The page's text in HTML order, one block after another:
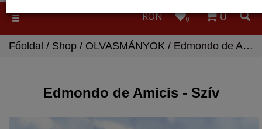
Toggle
0
0
RON
Főoldal / Shop / OLVASMÁNYOK / Edmondo de Amicis - Szív
Edmondo de Amicis - Szív